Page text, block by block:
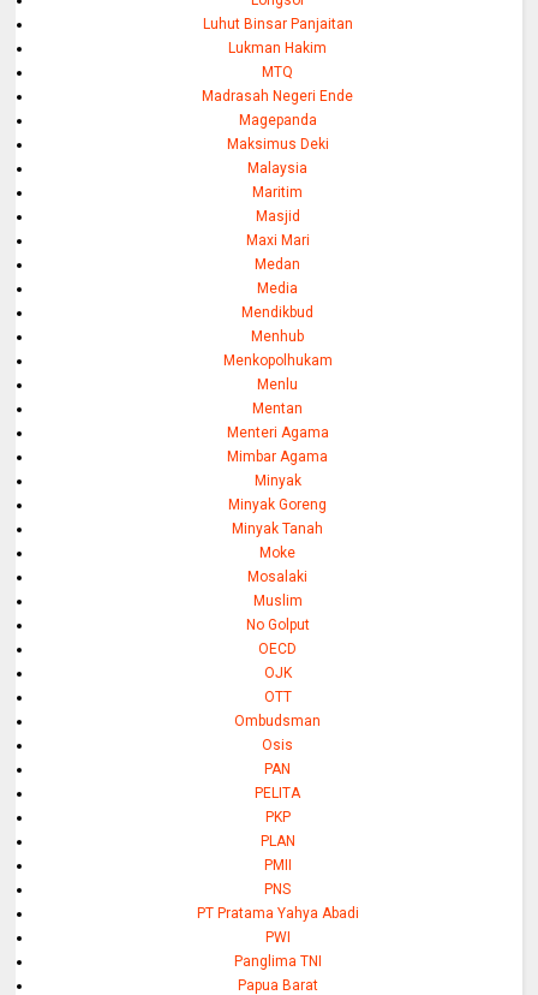
Luhut Binsar Panjaitan
Lukman Hakim
MTQ
Madrasah Negeri Ende
Magepanda
Maksimus Deki
Malaysia
Maritim
Masjid
Maxi Mari
Medan
Media
Mendikbud
Menhub
Menkopolhukam
Menlu
Mentan
Menteri Agama
Mimbar Agama
Minyak
Minyak Goreng
Minyak Tanah
Moke
Mosalaki
Muslim
No Golput
OECD
OJK
OTT
Ombudsman
Osis
PAN
PELITA
PKP
PLAN
PMII
PNS
PT Pratama Yahya Abadi
PWI
Panglima TNI
Papua Barat